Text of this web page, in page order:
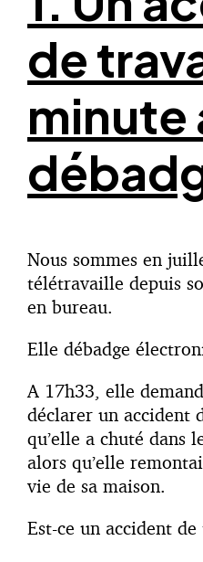
de
minute
Nous sommes en
télétravaille depuis
en bureau.
Elle débadge
A 17h33, elle
déclarer un accident
qu’elle a chuté dans
alors qu’elle
vie de sa maison.
Est-ce un accident